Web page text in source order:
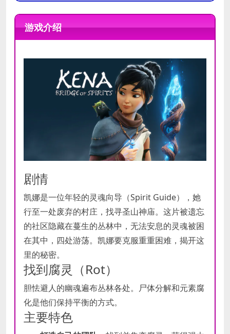
处理器AMD FX-6100/Intel i3-3220 或同
等产品
存储空间25 GB
版本 11
AMD Radeon R7 360 2GB/NVIDIA
GeForce GTX 650 Ti 2GB or Equivalent
DirectXVersion 12
显卡AMD Radeon RX Vega 56 8GB/
Nvidia GeForce GTX 1070 8GB or
Equivalent
游戏介绍
剧情
凯娜是一位年轻的灵魂向导（Spirit Guide），她
行至一处废弃的村庄，找寻圣山神庙。这片被遗忘
的社区隐藏在蔓生的丛林中，无法安息的灵魂被困
在其中，四处游荡。凯娜要克服重重困难，揭开这
里的秘密。
找到腐灵（Rot）
胆怯避人的幽魂遍布丛林各处。尸体分解和元素腐
化是他们保持平衡的方式。
主要特色